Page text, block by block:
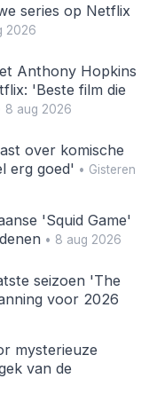
series op Netflix
2026
Anthony Hopkins
'Beste film die
8 aug 2026
over komische
erg goed' • Gisteren
'Squid Game'
• 8 aug 2026
seizoen 'The
voor 2026
mysterieuze
van de